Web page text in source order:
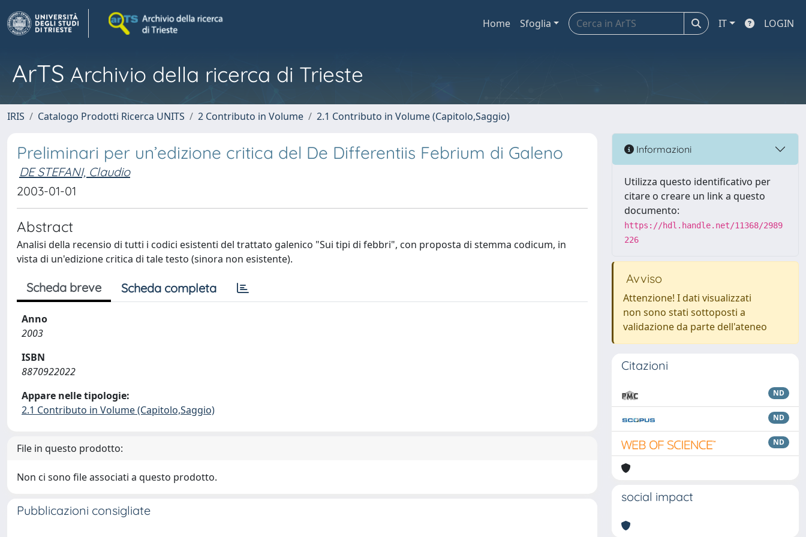
Home Sfoglia IT LOGIN
ArTS Archivio della ricerca di Trieste
IRIS Catalogo Prodotti Ricerca UNITS 2 Contributo in Volume 2.1 Contributo in Volume (Capitolo,Saggio)
Preliminari per un’edizione critica del De Differentiis Febrium di Galeno
DE STEFANI, Claudio
2003-01-01
Abstract
Analisi della recensio di tutti i codici esistenti del trattato galenico "Sui tipi di febbri", con proposta di stemma codicum, in
vista di un'edizione critica di tale testo (sinora non esistente).
Scheda breve Scheda completa
Anno
2003
ISBN
8870922022
Appare nelle tipologie:
2.1 Contributo in Volume (Capitolo,Saggio)
File in questo prodotto:
Non ci sono file associati a questo prodotto.
Pubblicazioni consigliate
Informazioni
Utilizza questo identificativo per
citare o creare un link a questo
documento:
https://hdl.handle.net/11368/2989
226
Avviso
Attenzione! I dati visualizzati
non sono stati sottoposti a
validazione da parte dell'ateneo
Citazioni
ND
ND
ND
social impact